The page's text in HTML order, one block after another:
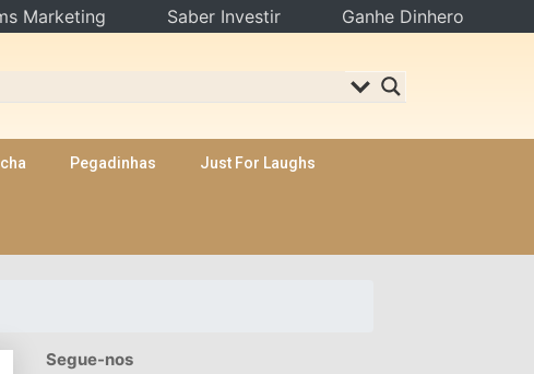
Pegadinhas Just For Laughs
Segue-nos
Marketing Saber Investir Ganhe Dinhero